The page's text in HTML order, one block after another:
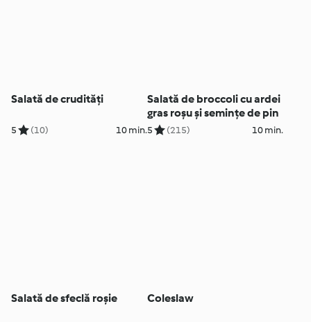
Salată de crudități
5 (10) 10 min.
Salată de broccoli cu ardei
gras roșu și semințe de pin
5 (215) 10 min.
Salată de sfeclă roșie Coleslaw